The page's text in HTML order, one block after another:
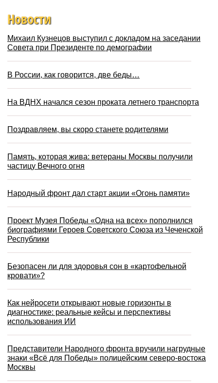
Новости
Михаил Кузнецов выступил с докладом на заседании
Совета при Президенте по демографии
В России, как говорится, две беды…
На ВДНХ начался сезон проката летнего транспорта
Поздравляем, вы скоро станете родителями
Память, которая жива: ветераны Москвы получили
частицу Вечного огня
Народный фронт дал старт акции «Огонь памяти»
Проект Музея Победы «Одна на всех» пополнился
биографиями Героев Советского Союза из Чеченской
Республики
Безопасен ли для здоровья сон в «картофельной
кровати»?
Как нейросети открывают новые горизонты в
диагностике: реальные кейсы и перспективы
использования ИИ
Представители Народного фронта вручили нагрудные
знаки «Всё для Победы» полицейским северо-востока
Москвы